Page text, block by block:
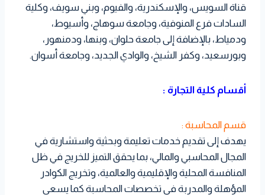
قناة السويس، والإسكندرية، والفيوم، وبني سويف، وكلية
السادات فرع المنوفية، وجامعة سوهاج، وأسيوط،
ودمياط، بالإضافة إلى جامعة حلوان، وبنها، ودمنهور،
وبورسعيد، وكفر الشيخ، والوادي الجديد، وجامعة أسوان.
أقسام كلية التجارة :
قسم المحاسبة :
يهدف إلى تقديم خدمات تعليمة وبحثية واستشارية في
المجال المحاسبي والمالي، بما يحقق التميز للخريج في ظل
المنافسة المحلية والإقليمية والعالمية، وتخريج الكوادر
المؤهلة والمدربة في تخصصات المحاسبة كما يسعى